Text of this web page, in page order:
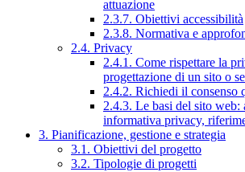
attuazione
2.3.7. Obiettivi accessibilità
2.3.8. Normativa e
2.4. Privacy
2.4.1. Come rispettare la
progettazione di un sito o
2.4.2. Richiedi il consenso
2.4.3. Le basi del sito web:
informativa privacy,
3. Pianificazione, gestione e strategia
3.1. Obiettivi del progetto
3.2. Tipologie di progetti